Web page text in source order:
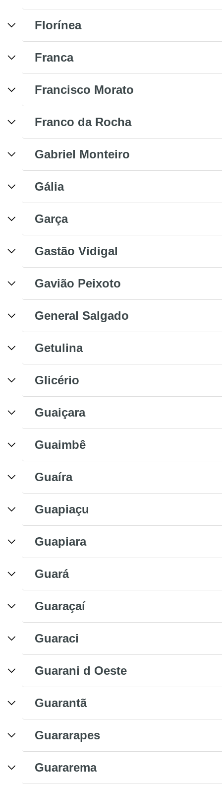
Florínea
Franca
Francisco Morato
Franco da Rocha
Gabriel Monteiro
Gália
Garça
Gastão Vidigal
Gavião Peixoto
General Salgado
Getulina
Glicério
Guaiçara
Guaimbê
Guaíra
Guapiaçu
Guapiara
Guará
Guaraçaí
Guaraci
Guarani d Oeste
Guarantã
Guararapes
Guararema